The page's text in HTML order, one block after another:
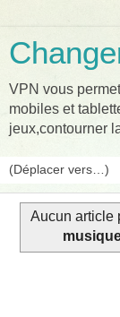
VPN vous
mobiles et
jeux,contourner
Aucun article